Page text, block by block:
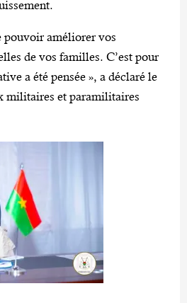
pouvoir améliorer vos
de vos familles. C’est pour
a été pensée », a déclaré le
militaires et paramilitaires